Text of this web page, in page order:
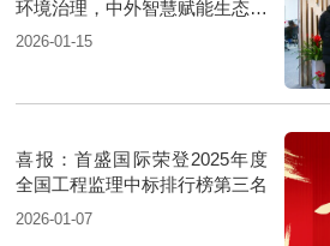
环境治理，中外智慧赋能生态升
级
2026-01-15
喜报：首盛国际荣登2025年度
全国工程监理中标排行榜第三名
2026-01-07